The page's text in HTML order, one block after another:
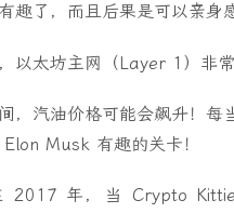
趣了，而且后果是可以亲身
以太坊主网（Layer 1）非
，汽油价格可能会飙升！每
Musk 有趣的关卡！
2017 年，当 Crypto